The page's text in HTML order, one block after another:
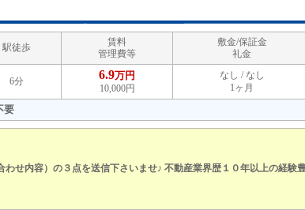
駅徒歩
賃料
管理費等
敷金/保証金
礼金
6分 6.9万円
10,000円
なし / なし
1ヶ月
要
内容）の３点を送信下さいませ♪ 不動産業界歴１０年以上の経験